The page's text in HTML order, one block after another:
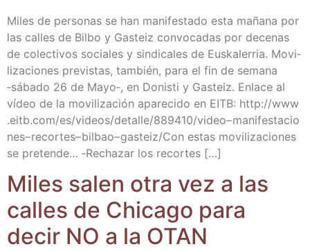
Miles de per­so­nas se han mani­fes­ta­do esta maña­na por
las calles de Bil­bo y Gas­teiz con­vo­ca­das por dece­nas
de colec­ti­vos socia­les y sin­di­ca­les de Eus­ka­le­rria. Movi­
li­za­cio­nes pre­vis­tas, tam­bién, para el fin de sema­na
‑sába­do 26 de Mayo‑, en Donis­ti y Gas­teiz. Enla­ce al
vídeo de la movi­li­za­ción apa­re­ci­do en EITB: http://​www​
.eitb​.com/​e​s​/​v​i​d​e​o​s​/​d​e​t​a​l​l​e​/​8​8​9​4​1​0​/​v​i​d​e​o​– m​a​n​i​f​e​s​t​a​c​i​o​
n​e​s​– r​e​c​o​r​t​e​s​– b​i​l​b​a​o​– g​a​s​t​e​iz/​Con estas movi­li­za­cio­nes
se pre­ten­de… ‑Recha­zar los recortes […]
Miles salen otra vez a las
calles de Chica­go para
decir NO a la OTAN